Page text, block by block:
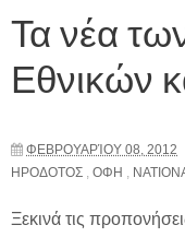
Τα νέα
Εθνικών
ΦΕΒΡΟΥΑΡΊΟΥ 08, 2012
ΗΡΟΔΟΤΟΣ , ΟΦΗ ,
Ξεκινά τις